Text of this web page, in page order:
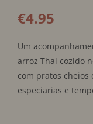
€4.95
Um
arroz Thai cozido
com pratos
especiarias e